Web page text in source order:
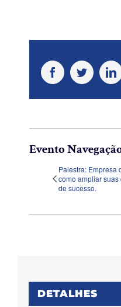
FacebookTwitter
Evento
Palestra: Empresa
como ampliar suas
de sucesso.
DETALHES